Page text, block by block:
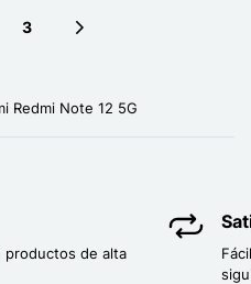
3
Redmi Note 12 5G
productos de alta